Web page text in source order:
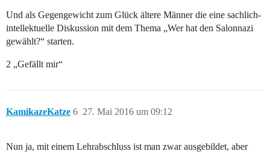
Und als Gegengewicht zum Glück ältere Männer die eine sachlich-
intellektuelle Diskussion mit dem Thema „Wer hat den Salonnazi
gewählt?“ starten.
2 „Gefällt mir“
KamikazeKatze 27. Mai 2016 um 09:12
6
Nun ja, mit einem Lehrabschluss ist man zwar ausgebildet, aber